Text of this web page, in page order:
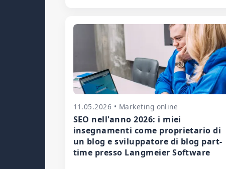
11.05.2026 • Marketing online
SEO nell'anno 2026: i miei
insegnamenti come proprietario di
un blog e sviluppatore di blog part-
time presso Langmeier Software